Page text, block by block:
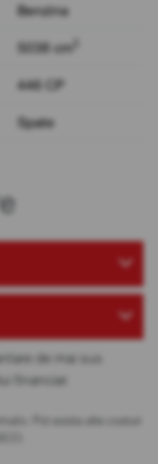
Benzina
5038 cm
446 CP
Spate
de mai sus
financiar.
Pot exista alte costuri